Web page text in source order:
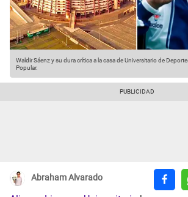
Waldir Sáenz y su dura crítica a la casa de Universitario de
Popular.
Abraham Alvarado